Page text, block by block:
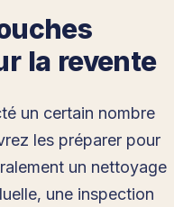
la revente
un certain nombre
les préparer pour
un nettoyage
une inspection